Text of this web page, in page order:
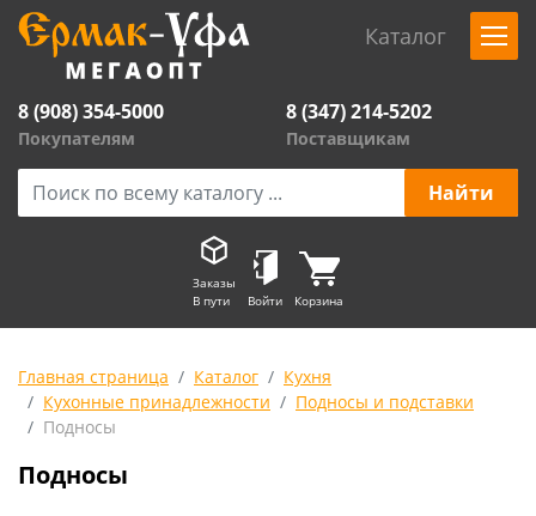
Каталог
8 (908) 354-5000
Покупателям
8 (347) 214-5202
Поставщикам
Заказы
В пути
Войти Корзина
Главная страница Каталог
Кухня
Кухонные принадлежности
Подносы и подставки
Подносы
Подносы